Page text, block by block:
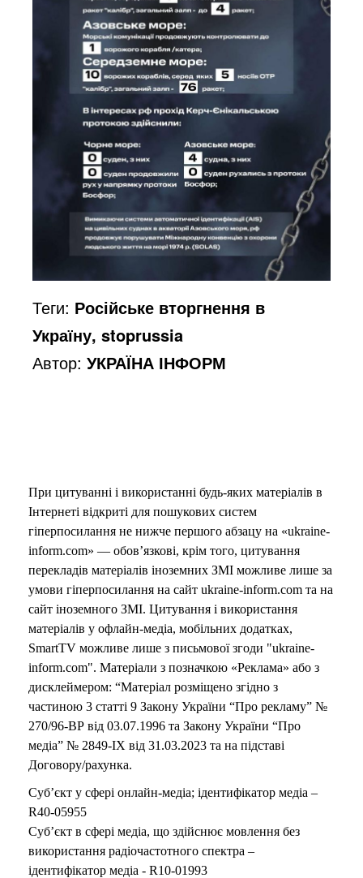
Теги: Російське вторгнення в
Україну, stoprussia
Автор:УКРАЇНА ІНФОРМ
При цитуванні і використанні будь-яких матеріалів в
Інтернеті відкриті для пошукових систем
гіперпосилання не нижче першого абзацу на «ukraine-
inform.com» — обов’язкові, крім того, цитування
перекладів матеріалів іноземних ЗМІ можливе лише за
умови гіперпосилання на сайт ukraine-inform.com та на
сайт іноземного ЗМІ. Цитування і використання
матеріалів у офлайн-медіа, мобільних додатках,
SmartTV можливе лише з письмової згоди "ukraine-
inform.com". Матеріали з позначкою «Реклама» або з
дисклеймером: “Матеріал розміщено згідно з
частиною 3 статті 9 Закону України “Про рекламу” №
270/96-ВР від 03.07.1996 та Закону України “Про
медіа” № 2849-IX від 31.03.2023 та на підставі
Договору/рахунка.
Суб’єкт у сфері онлайн-медіа; ідентифікатор медіа –
R40-05955
Суб’єкт в сфері медіа, що здійснює мовлення без
використання радіочастотного спектра –
ідентифікатор медіа - R10-01993